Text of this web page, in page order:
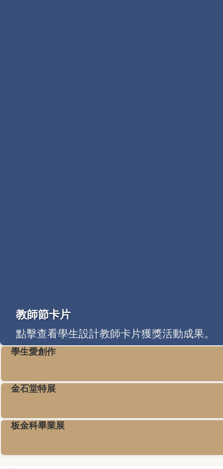
教師節卡片
點擊查看學生設計教師卡片獲獎活動成果。
學生愛創作
金石堂特展
板金科畢業展